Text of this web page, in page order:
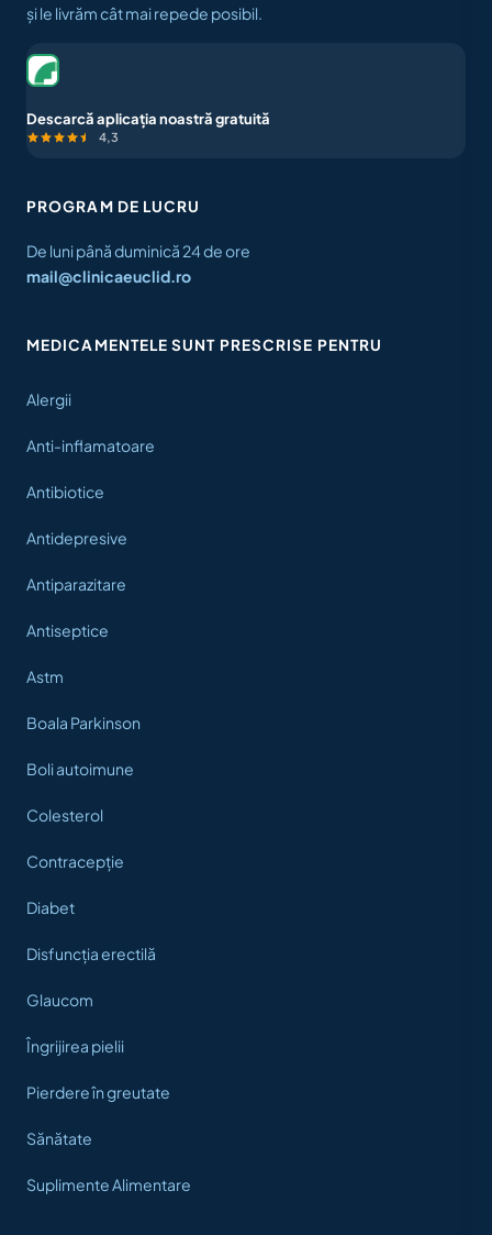
și le livrăm cât mai repede posibil.
Descarcă aplicația noastră gratuită
4,3
PROGRAM DE LUCRU
De luni până duminică 24 de ore
mail@clinicaeuclid.ro
MEDICAMENTELE SUNT PRESCRISE PENTRU
Alergii
Anti-inflamatoare
Antibiotice
Antidepresive
Antiparazitare
Antiseptice
Astm
Boala Parkinson
Boli autoimune
Colesterol
Contracepție
Diabet
Disfuncția erectilă
Glaucom
Îngrijirea pielii
Pierdere în greutate
Sănătate
Suplimente Alimentare